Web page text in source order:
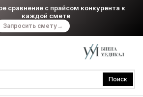
сравнение с прайсом конкурента к
каждой смете
Запросить смету→
Поиск